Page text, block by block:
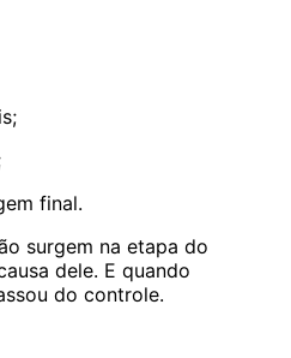
final.
surgem na etapa do
dele. E quando
do controle.